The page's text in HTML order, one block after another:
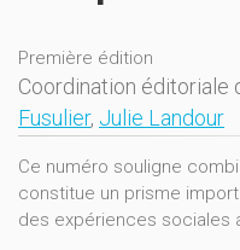
Première édition
Coordination éditoriale
Fusulier, Julie Landour
Ce numéro souligne
constitue un prisme
des expériences sociales